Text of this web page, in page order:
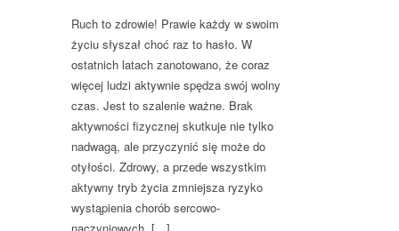
Ruch to zdrowie! Prawie każdy w swoim
życiu słyszał choć raz to hasło. W
ostatnich latach zanotowano, że coraz
więcej ludzi aktywnie spędza swój wolny
czas. Jest to szalenie ważne. Brak
aktywności fizycznej skutkuje nie tylko
nadwagą, ale przyczynić się może do
otyłości. Zdrowy, a przede wszystkim
aktywny tryb życia zmniejsza ryzyko
wystąpienia chorób sercowo-